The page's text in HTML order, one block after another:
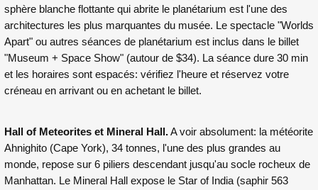
sphère blanche flottante qui abrite le planétarium est l'une des
architectures les plus marquantes du musée. Le spectacle "Worlds
Apart" ou autres séances de planétarium est inclus dans le billet
"Museum + Space Show" (autour de $34). La séance dure 30 min
et les horaires sont espacés: vérifiez l'heure et réservez votre
créneau en arrivant ou en achetant le billet.
Hall of Meteorites et Mineral Hall.A voir absolument: la météorite
Ahnighito (Cape York), 34 tonnes, l'une des plus grandes au
monde, repose sur 6 piliers descendant jusqu'au socle rocheux de
Manhattan. Le Mineral Hall expose le Star of India (saphir 563